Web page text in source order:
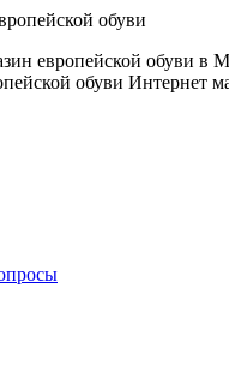
обуви
европейской обуви в
обуви Интернет